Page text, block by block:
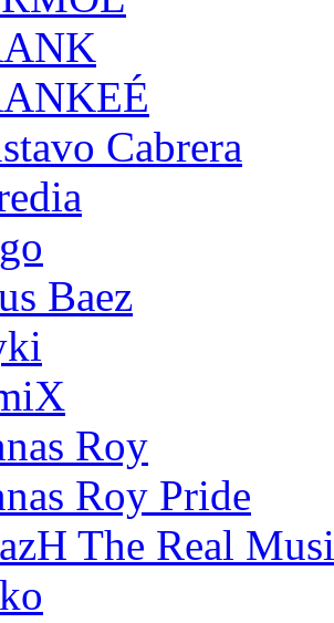
Cabrera
Baez
Roy
Roy Pride
The Real